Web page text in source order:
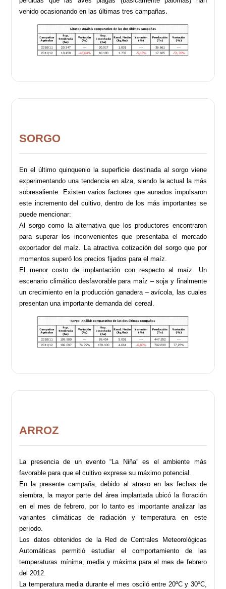
venido ocasionando en las últimas tres campañas.
SORGO
En el último quinquenio la superficie destinada al sorgo viene
experimentando una tendencia en alza, siendo la actual la más
sobresaliente. Existen varios factores que aunados impulsaron
este incremento del cultivo, dentro de los más importantes se
puede mencionar:
Al sorgo como la alternativa que los productores encontraron
para superar los inconvenientes que presentaba el mercado
exportador del maíz. La atractiva cotización del sorgo que por
momentos superó los precios fijados para el maíz.
El menor costo de implantación con respecto al maíz. Un
escenario climático desfavorable para maíz – soja y finalmente
un crecimiento en la producción ganadera – avícola, las cuales
presentan una importante demanda del cereal.
ARROZ
La presencia de un evento “La Niña” es el ambiente más
favorable para que el cultivo exprese su máximo potencial.
En la presente campaña, debido al atraso en las fechas de
siembra, la mayor parte del área implantada ubicó la floración
en el mes de febrero, por lo tanto es importante analizar las
variantes climáticas de radiación y temperatura en este
período.
Los datos obtenidos de la Red de Centrales Meteorológicas
Automáticas permitió estudiar el comportamiento de las
temperaturas mínima, media y máxima para el mes de febrero
del 2012.
La temperatura media durante el mes osciló entre 20ºC y 30ºC,